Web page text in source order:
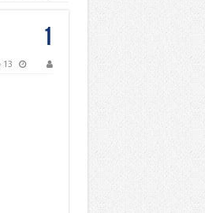
1
13 فبراير، 2018